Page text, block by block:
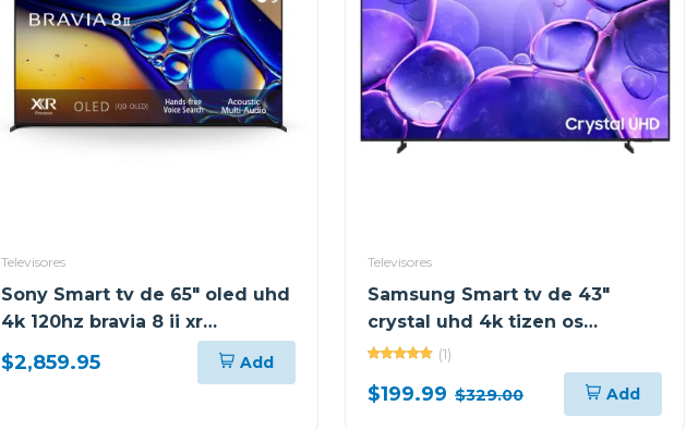
Televisores
Sony Smart tv de 65" oled uhd
4k 120hz bravia 8 ii xr
triluminos max xr80m2
$2,859.95 Add
Televisores
Samsung Smart tv de 43"
crystal uhd 4k tizen os
un43u8000f
(1)
$199.99 $329.00 Add